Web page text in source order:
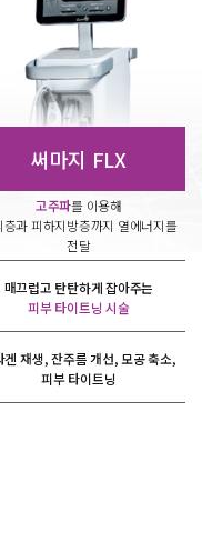
써마지 FLX
고주파를 이용해
층과 피하지방층까지 열에너지를
전달
매끄럽고 탄탄하게 잡아주는
피부 타이트닝 시술
겐 재생, 잔주름 개선, 모공 축소,
피부 타이트닝